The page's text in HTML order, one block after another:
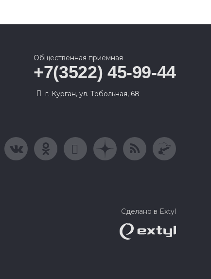
Общественная приемная
+7(3522) 45-99-44
г. Курган, ул. Тобольная, 68
Сделано в Extyl